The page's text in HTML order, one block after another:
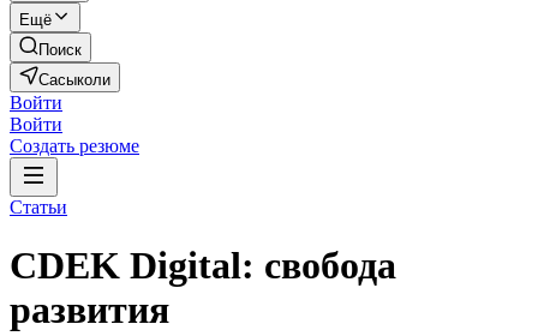
Ещё
Поиск
Сасыколи
Войти
Войти
Создать резюме
Статьи
CDEK Digital: свобода
развития